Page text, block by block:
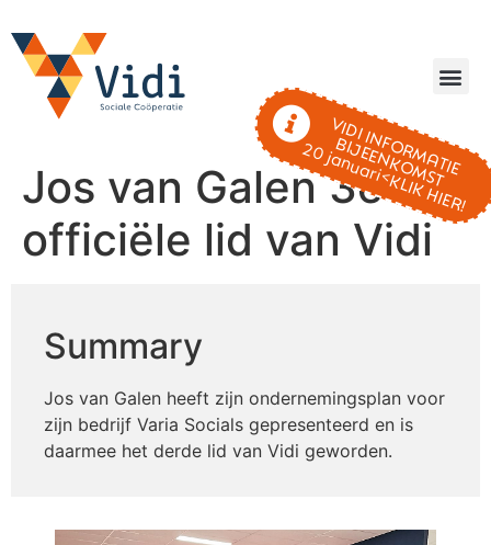
VIDI INFORMATIE
BIJEENKOMST
20 januari<KLIK HIER!
Jos van Galen 3e
officiële lid van Vidi
Summary
Jos van Galen heeft zijn ondernemingsplan voor
zijn bedrijf Varia Socials gepresenteerd en is
daarmee het derde lid van Vidi geworden.